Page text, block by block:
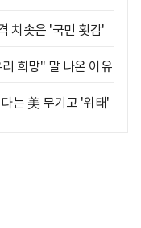
치솟은 '국민 횟감'
희망" 말 나온 이유
는 美 무기고 '위태'